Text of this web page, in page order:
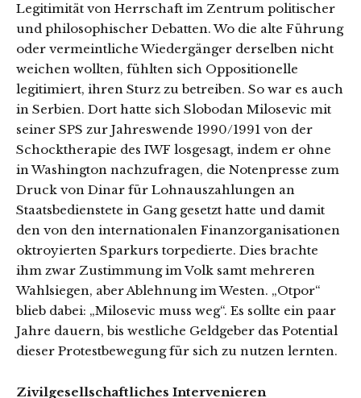
Legitimität von Herrschaft im Zentrum politischer
und philosophischer Debatten. Wo die alte Führung
oder vermeintliche Wiedergänger derselben nicht
weichen wollten, fühlten sich Oppositionelle
legitimiert, ihren Sturz zu betreiben. So war es auch
in Serbien. Dort hatte sich Slobodan Milosevic mit
seiner SPS zur Jahreswende 1990/1991 von der
Schocktherapie des IWF losgesagt, indem er ohne
in Washington nachzufragen, die Notenpresse zum
Druck von Dinar für Lohnauszahlungen an
Staatsbedienstete in Gang gesetzt hatte und damit
den von den internationalen Finanzorganisationen
oktroyierten Sparkurs torpedierte. Dies brachte
ihm zwar Zustimmung im Volk samt mehreren
Wahlsiegen, aber Ablehnung im Westen. „Otpor“
blieb dabei: „Milosevic muss weg“. Es sollte ein paar
Jahre dauern, bis westliche Geldgeber das Potential
dieser Protestbewegung für sich zu nutzen lernten.
Zivilgesellschaftliches Intervenieren